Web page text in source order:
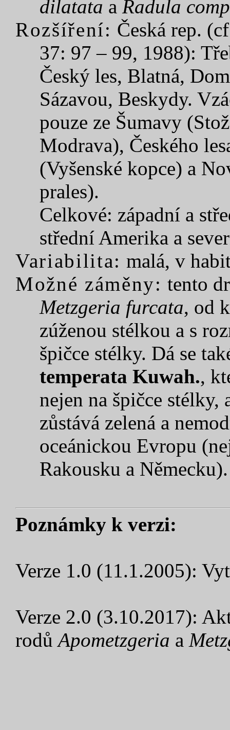
dilatata a Radula
Rozšíření: Česká rep.
37: 97 – 99, 1988):
Český les, Blatná,
Sázavou, Beskydy.
pouze ze Šumavy
Modrava), Českého
(Vyšenské kopce) a
prales).
Celkové: západní a
střední Amerika a
Variabilita: malá, v
Možné záměny: tento
Metzgeria furcata, od
zúženou stélkou a s
špičce stélky. Dá se
temperata Kuwah.,
nejen na špičce stélky,
zůstává zelená a
oceánickou Evropu
Rakousku a Německu).
Poznámky k verzi:
Verze 1.0 (11.1.2005):
Verze 2.0 (3.10.2017):
rodůApometzgeria a